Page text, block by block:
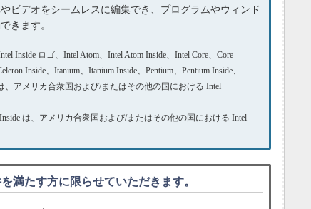
ビデオをシームレスに編集でき、プログラムやウィンド
きます。
Inside ロゴ、Intel Atom、Intel Atom Inside、Intel Core、Core
Inside、Itanium、Itanium Inside、Pentium、Pentium Inside、
、アメリカ合衆国および/またはその他の国における Intel
は、アメリカ合衆国および/またはその他の国における Intel
満たす方に限らせていただきます。